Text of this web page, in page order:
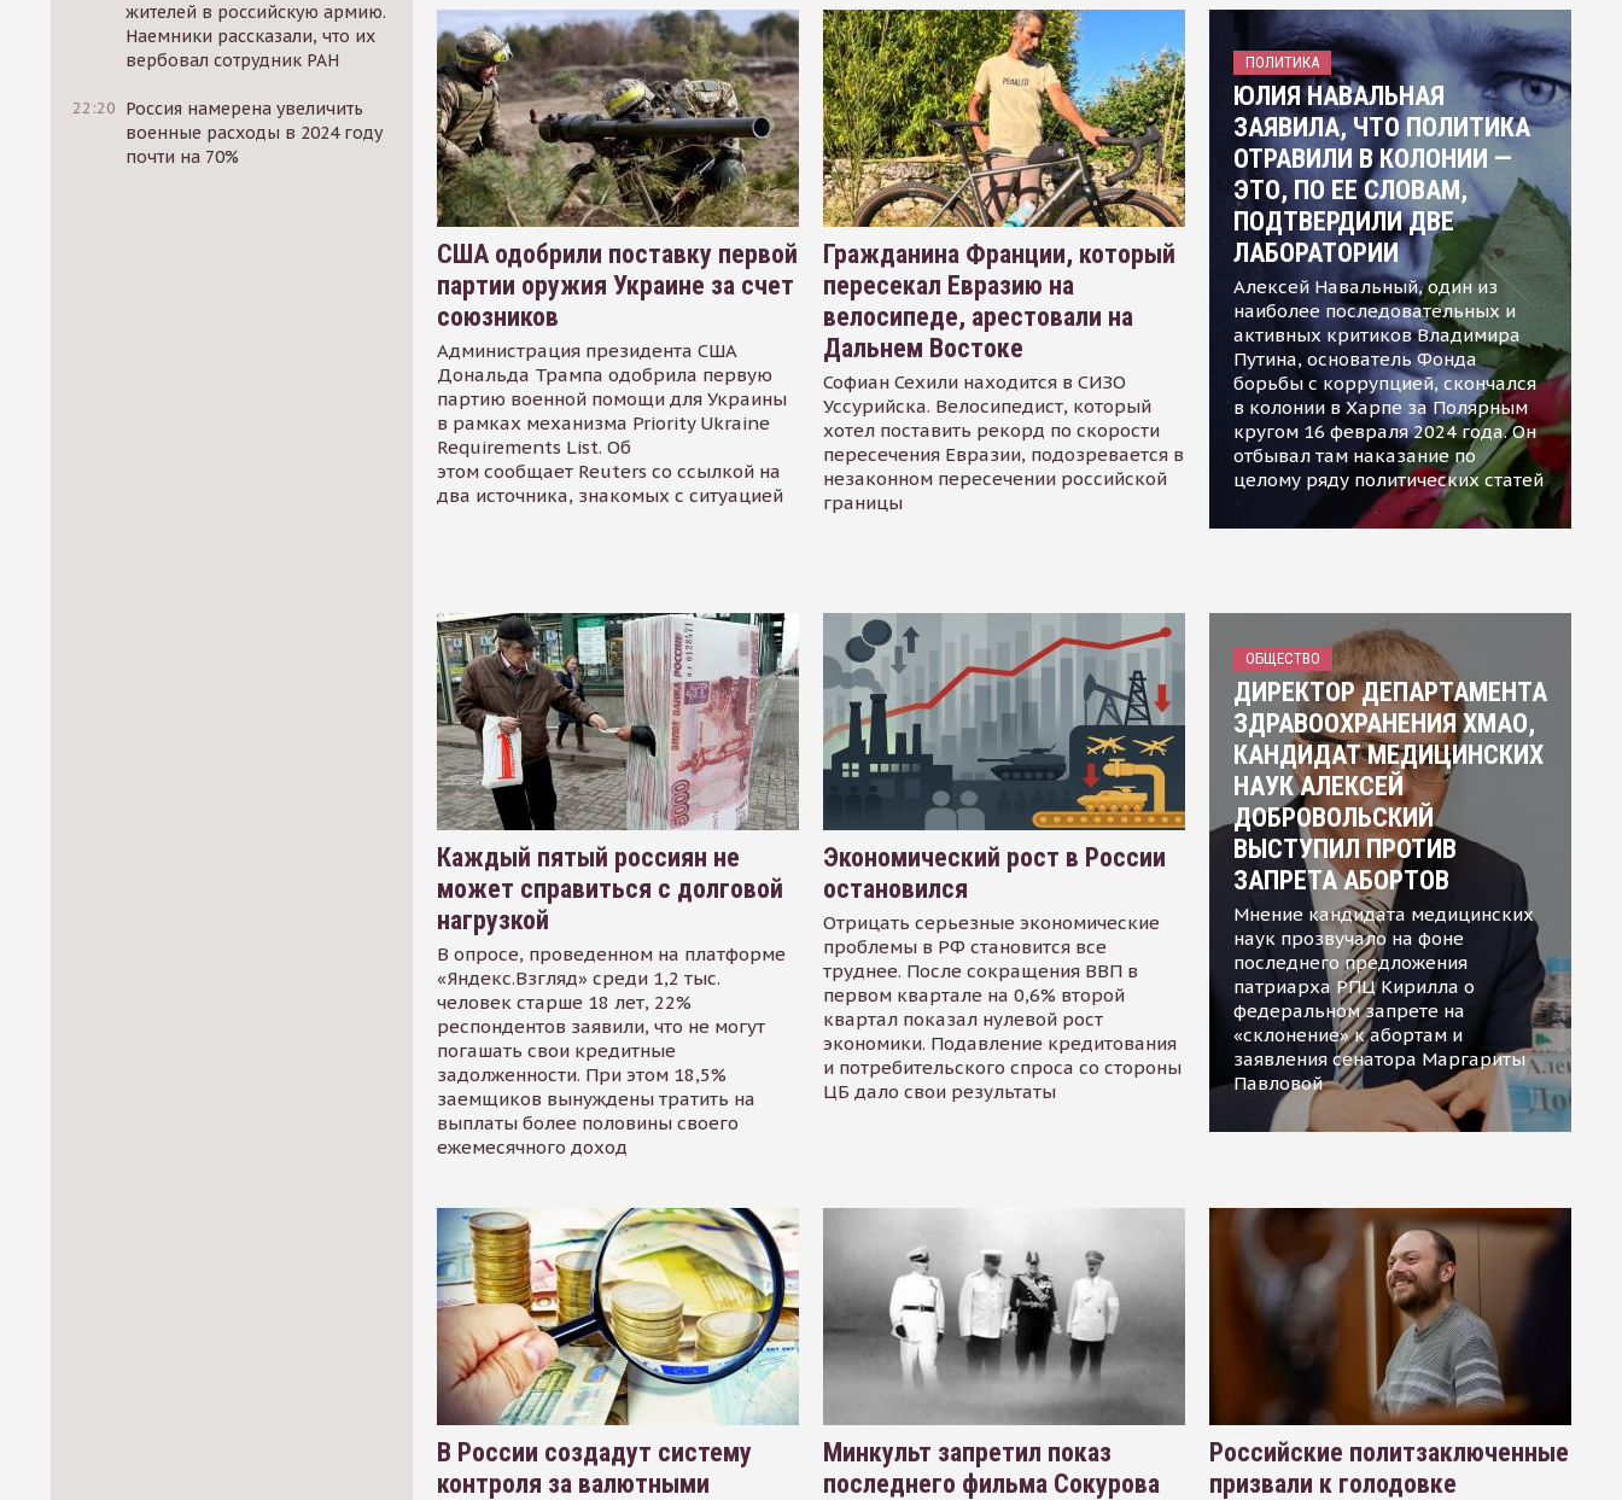
жителей в российскую армию.
Наемники рассказали, что их
вербовал сотрудник РАН
22:20 Россия намерена увеличить
военные расходы в 2024 году
почти на 70%
США одобрили поставку первой
партии оружия Украине за счет
союзников
Администрация президента США
Дональда Трампа одобрила первую
партию военной помощи для Украины
в рамках механизма Priority Ukraine
Requirements List. Об
этом сообщает Reuters со ссылкой на
два источника, знакомых с ситуацией
Гражданина Франции, который
пересекал Евразию на
велосипеде, арестовали на
Дальнем Востоке
Софиан Сехили находится в СИЗО
Уссурийска. Велосипедист, который
хотел поставить рекорд по скорости
пересечения Евразии, подозревается в
незаконном пересечении российской
границы
ПОЛИТИКА
ЮЛИЯ НАВАЛЬНАЯ
ЗАЯВИЛА, ЧТО ПОЛИТИКА
ОТРАВИЛИ В КОЛОНИИ —
ЭТО, ПО ЕЕ СЛОВАМ,
ПОДТВЕРДИЛИ ДВЕ
ЛАБОРАТОРИИ
Алексей Навальный, один из
наиболее последовательных и
активных критиков Владимира
Путина, основатель Фонда
борьбы с коррупцией, скончался
в колонии в Харпе за Полярным
кругом 16 февраля 2024 года. Он
отбывал там наказание по
целому ряду политических статей
Каждый пятый россиян не
может справиться с долговой
нагрузкой
В опросе, проведенном на платформе
«Яндекс.Взгляд» среди 1,2 тыс.
человек старше 18 лет, 22%
респондентов заявили, что не могут
погашать свои кредитные
задолженности. При этом 18,5%
заемщиков вынуждены тратить на
выплаты более половины своего
ежемесячного доход
Экономический рост в России
остановился
Отрицать серьезные экономические
проблемы в РФ становится все
труднее. После сокращения ВВП в
первом квартале на 0,6% второй
квартал показал нулевой рост
экономики. Подавление кредитования
и потребительского спроса со стороны
ЦБ дало свои результаты
ОБЩЕСТВО
ДИРЕКТОР ДЕПАРТАМЕНТА
ЗДРАВООХРАНЕНИЯ ХМАО,
КАНДИДАТ МЕДИЦИНСКИХ
НАУК АЛЕКСЕЙ
ДОБРОВОЛЬСКИЙ
ВЫСТУПИЛ ПРОТИВ
ЗАПРЕТА АБОРТОВ
Мнение кандидата медицинских
наук прозвучало на фоне
последнего предложения
патриарха РПЦ Кирилла о
федеральном запрете на
«склонение» к абортам и
заявления сенатора Маргариты
Павловой
В России создадут систему
контроля за валютными
Минкульт запретил показ
последнего фильма Сокурова
Российские политзаключенные
призвали к голодовке